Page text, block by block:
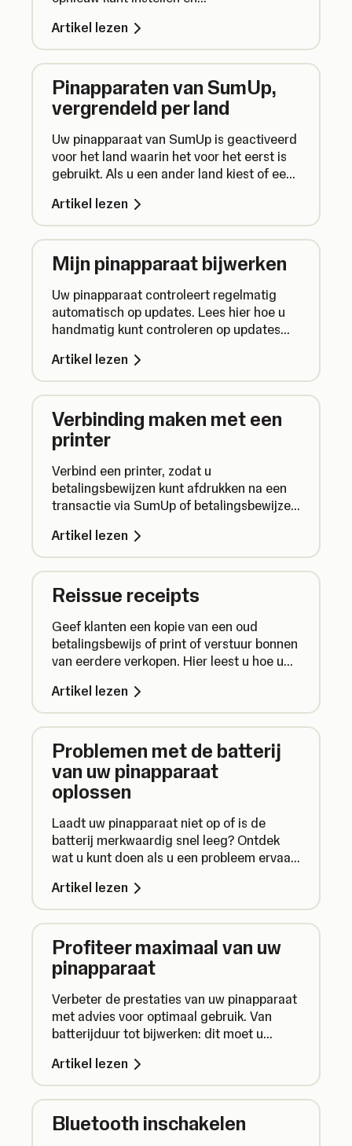
Artikel lezen
Pinapparaten van SumUp,
vergrendeld per land
Uw pinapparaat van SumUp is geactiveerd
voor het land waarin het voor het eerst is
gebruikt. Als u een ander land kiest of een
apparaat mogelijk niet met uw account.
Artikel lezen
Mijn pinapparaat bijwerken
Uw pinapparaat controleert regelmatig
automatisch op updates. Lees hier hoe u
handmatig kunt controleren op updates
Artikel lezen
Verbinding maken met een
printer
Verbind een printer, zodat u
betalingsbewijzen kunt afdrukken na een
transactie via SumUp of betalingsbewijzen
Artikel lezen
Reissue receipts
Geef klanten een kopie van een oud
betalingsbewijs of print of verstuur bonnen
van eerdere verkopen. Hier leest u hoe u
Artikel lezen
Problemen met de batterij
van uw pinapparaat
oplossen
Laadt uw pinapparaat niet op of is de
batterij merkwaardig snel leeg? Ontdek
wat u kunt doen als u een probleem ervaart
Artikel lezen
Profiteer maximaal van uw
pinapparaat
Verbeter de prestaties van uw pinapparaat
met advies voor optimaal gebruik. Van
batterijduur tot bijwerken: dit moet u
Artikel lezen
Bluetooth inschakelen